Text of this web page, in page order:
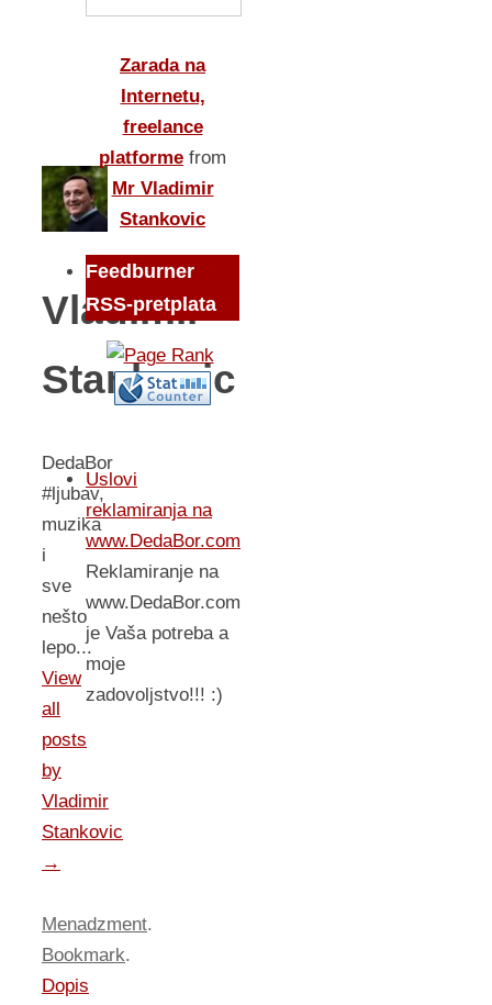
Vladimir
Stankovic
DedaBor
#ljubav,
muzika
i
sve
nešto
lepo...
View
all
posts
by
Vladimir
Stankovic
→
Menadzment.
Bookmark.
Dopis
Zarada na
Internetu,
freelance
platforme from
Mr Vladimir
Stankovic
Feedburner
RSS-pretplata
Uslovi
reklamiranja na
www.DedaBor.com
Reklamiranje na
www.DedaBor.com
je Vaša potreba a
moje
zadovoljstvo!!! :)